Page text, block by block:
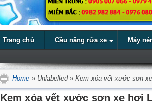
Trang chủ Cầu nâng rửa xe Máy
Home » Unlabelled» Kem xóa vết xước sơn
Kem xóa vết xước sơn xe hơi